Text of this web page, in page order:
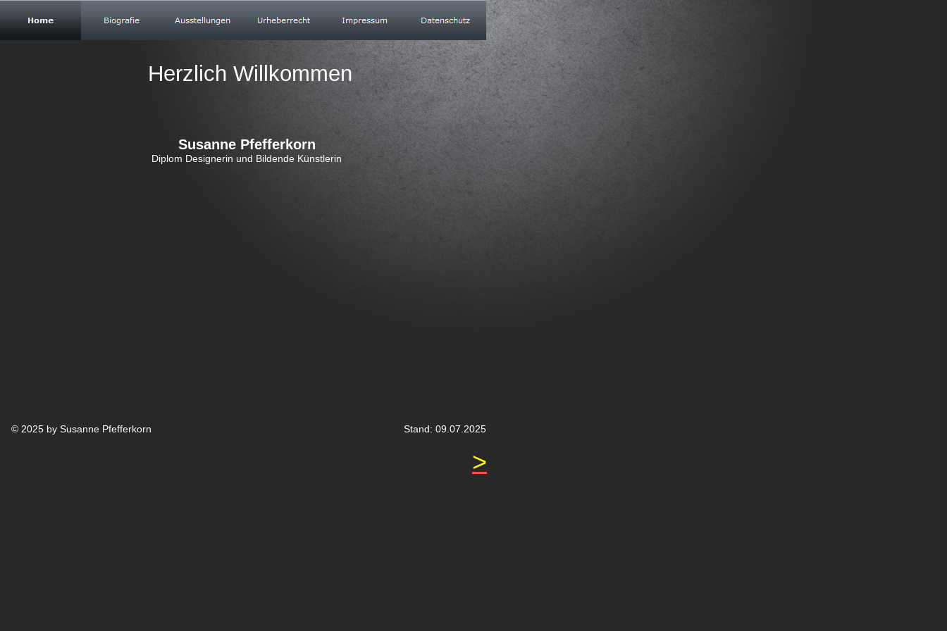
Susanne Pfefferkorn
Diplom Designerin und Bildende Künstlerin
© 2025 by Susanne Pfefferkorn Stand: 09.07.2025
>
Herzlich Willkommen